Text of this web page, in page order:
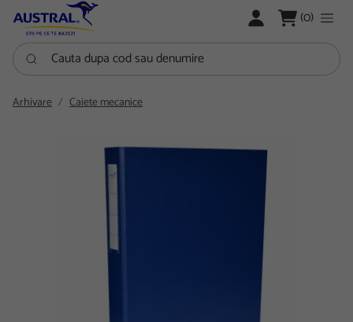
LOGARE (0)
Cauta dupa cod sau denumire
Arhivare Caiete mecanice